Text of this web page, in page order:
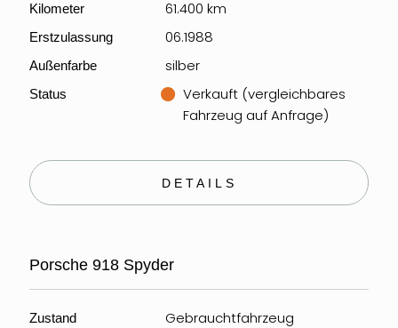
Kilometer 61.400 km
Erstzulassung 06.1988
Außenfarbe silber
Status
Verkauft (vergleichbares
Fahrzeug auf Anfrage)
DETAILS
Porsche 918 Spyder
Zustand Gebrauchtfahrzeug